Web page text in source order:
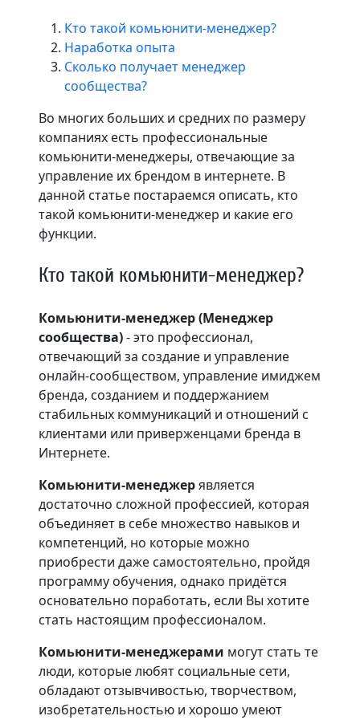
Кто такой комьюнити-менеджер?
Наработка опыта
Сколько получает менеджер
сообщества?
Во многих больших и средних по размеру
компаниях есть профессиональные
комьюнити-менеджеры, отвечающие за
управление их брендом в интернете. В
данной статье постараемся описать, кто
такой комьюнити-менеджер и какие его
функции.
Кто такой комьюнити-менеджер?
Комьюнити-менеджер (Менеджер
сообщества)- это профессионал,
отвечающий за создание и управление
онлайн-сообществом, управление имиджем
бренда, созданием и поддержанием
стабильных коммуникаций и отношений с
клиентами или приверженцами бренда в
Интернете.
Комьюнити-менеджерявляется
достаточно сложной профессией, которая
объединяет в себе множество навыков и
компетенций, но которые можно
приобрести даже самостоятельно, пройдя
программу обучения, однако придётся
основательно поработать, если Вы хотите
стать настоящим профессионалом.
Комьюнити-менеджерами могут стать те
люди, которые любят социальные сети,
обладают отзывчивостью, творчеством,
изобретательностью и хорошо умеют